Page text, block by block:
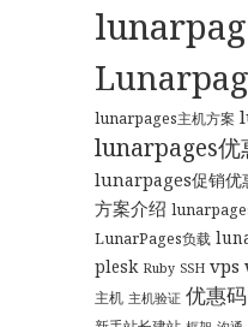
lunarpages主机方案
lunarpages优
lunarpages促销优
方案介绍
LunarPages负载
plesk Ruby SSH vps
主机 主机验证 优惠码